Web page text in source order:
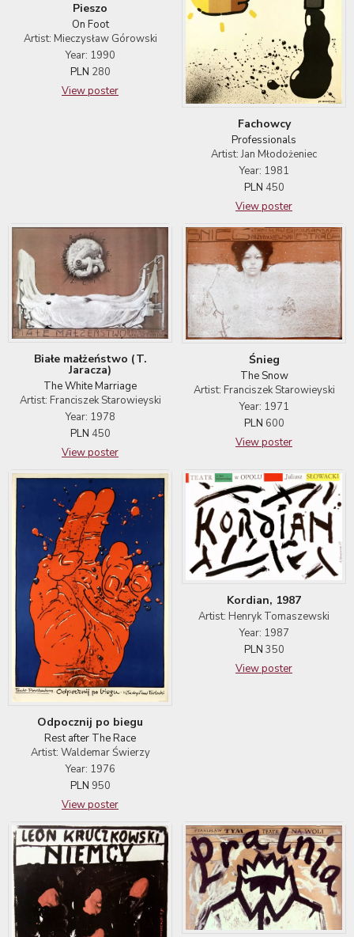
Pieszo
On Foot
Artist: Mieczysław Górowski
Year: 1990
PLN 280
View poster
Fachowcy
Professionals
Artist: Jan Młodożeniec
Year: 1981
PLN 450
View poster
Białe małżeństwo (T.
Jaracza)
The White Marriage
Artist: Franciszek Starowieyski
Year: 1978
PLN 450
View poster
Śnieg
The Snow
Artist: Franciszek Starowieyski
Year: 1971
PLN 600
View poster
Odpocznij po biegu
Rest after The Race
Artist: Waldemar Świerzy
Year: 1976
PLN 950
View poster
Kordian, 1987
Artist: Henryk Tomaszewski
Year: 1987
PLN 350
View poster